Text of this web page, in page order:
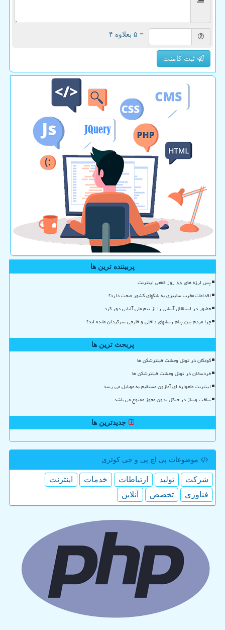
= ۵ بعلاوه ۴
ثبت کامنت
پربیننده ترین ها
پس لرزه های ۸۸ روز قطعی اینترنت
اقدامات مخرب سایبری به بانکهای کشور صحت دارد؟
حضور در استقلال آسانی را از تیم ملی آلبانی دور کرد
چرا مردم بین پیام رسانهای داخلی و خارجی سرگردان مانده اند؟
پربحث ترین ها
کودکان در تونل وحشت فیلترشکن ها
خردسالان در تونل وحشت فیلترشکن ها
اینترنت ماهواره ای آمازون مستقیم به موبایل می رسد
ساخت وساز در جنگل بدون مجوز ممنوع می باشد
جدیدترین ها
موضوعات پی اچ پی و جی كوئری
شركت تولید ارتباطات خدمات
اینترنت
فناوری
تخصص آنلاین